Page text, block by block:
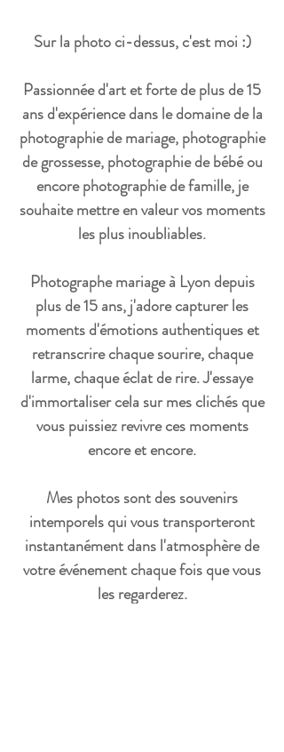
Sur la photo ci-dessus, c'est moi :)
Passionnée d'art et forte de plus de 15
ans d'expérience dans le domaine de la
photographie de mariage, photographie
de grossesse, photographie de bébé ou
encore photographie de famille, je
souhaite mettre en valeur vos moments
les plus inoubliables.
Photographe mariage à Lyon depuis
plus de 15 ans, j'adore capturer les
moments d'émotions authentiques et
retranscrire chaque sourire, chaque
larme, chaque éclat de rire. J'essaye
d'immortaliser cela sur mes clichés que
vous puissiez revivre ces moments
encore et encore.
Mes photos sont des souvenirs
intemporels qui vous transporteront
instantanément dans l'atmosphère de
votre événement chaque fois que vous
les regarderez.